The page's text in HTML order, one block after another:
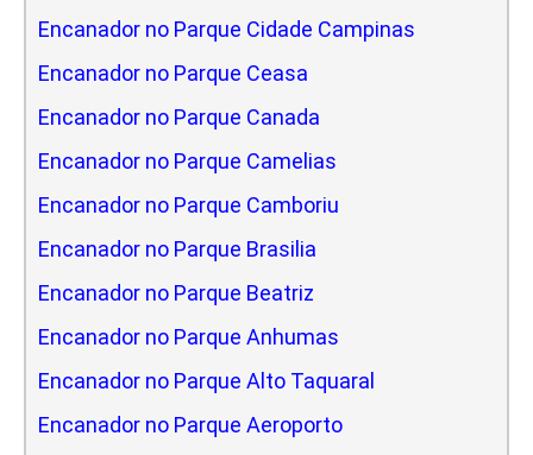
Encanador no Parque Cidade Campinas
Encanador no Parque Ceasa
Encanador no Parque Canada
Encanador no Parque Camelias
Encanador no Parque Camboriu
Encanador no Parque Brasilia
Encanador no Parque Beatriz
Encanador no Parque Anhumas
Encanador no Parque Alto Taquaral
Encanador no Parque Aeroporto